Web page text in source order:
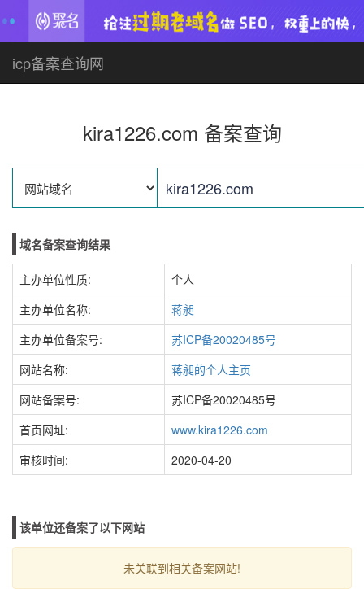
icp备案查询网
kira1226.com 备案查询
域名备案查询结果
主办单位性质:
个人
主办单位名称:
蒋昶
主办单位备案号:
苏ICP备20020485号
网站名称:
蒋昶的个人主页
网站备案号:
苏ICP备20020485号
首页网址:
www.kira1226.com
审核时间:
2020-04-20
该单位还备案了以下网站
未关联到相关备案网站!